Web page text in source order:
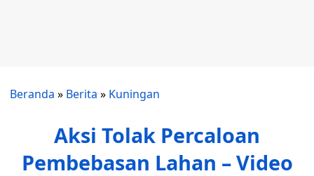
Beranda » Berita » Kuningan
Aksi Tolak Percaloan
Pembebasan Lahan – Video